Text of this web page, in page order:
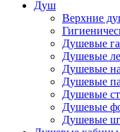
Душ
Верхние
Душевые
Душевые
Душевые
Душевые
Душевые
Душевые
Душевые